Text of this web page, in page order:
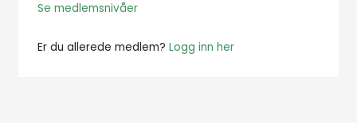
Se medlemsnivåer
Er du allerede medlem?Logg inn her